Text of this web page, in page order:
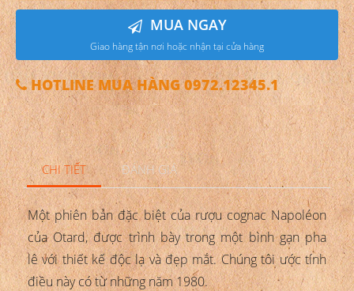
MUA NGAY
Giao hàng tận nơi hoặc nhận tại cửa hàng
HOTLINE MUA HÀNG 0972.12345.1
CHI TIẾT ĐÁNH GIÁ
Một phiên bản đặc biệt của rượu cognac Napoléon
của Otard, được trình bày trong một bình gạn pha
lê với thiết kế độc lạ và đẹp mắt. Chúng tôi ước tính
điều này có từ những năm 1980.